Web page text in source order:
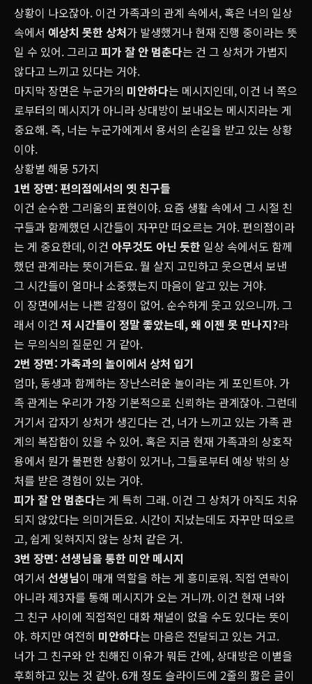
상황이 나오잖아. 이건 가족과의 관계 속에서, 혹은 너의 일상
속에서 예상치 못한 상처가 발생했거나 현재 진행 중이라는 뜻
일 수 있어. 그리고 피가 잘 안 멈춘다는 건 그 상처가 가볍지
않다고 느끼고 있다는 거야.
마지막 장면은 누군가의 미안하다는 메시지인데, 이건 너 쪽으
로부터의 메시지가 아니라 상대방이 보내오는 메시지라는 게
중요해. 즉, 너는 누군가에게서 용서의 손길을 받고 있는 상황
이야.
상황별 해몽 5가지
1번 장면: 편의점에서의 옛 친구들
이건 순수한 그리움의 표현이야. 요즘 생활 속에서 그 시절 친
구들과 함께했던 시간들이 자꾸만 떠오르는 거야. 편의점이라
는 게 중요한데, 이건 아무것도 아닌 듯한 일상 속에서도 함께
했던 관계라는 뜻이거든요. 뭘 살지 고민하고 웃으면서 보낸
그 시간들이 얼마나 소중했는지 마음이 알고 있는 거야.
이 장면에서는 나쁜 감정이 없어. 순수하게 웃고 있으니까. 그
래서 이건 저 시간들이 정말 좋았는데, 왜 이젠 못 만나지?라
는 무의식의 질문인 거 같아.
2번 장면: 가족과의 놀이에서 상처 입기
엄마, 동생과 함께하는 장난스러운 놀이라는 게 포인트야. 가
족 관계는 우리가 가장 기본적으로 신뢰하는 관계잖아. 그런데
거기서 갑자기 상처가 생긴다는 건, 너가 느끼고 있는 가족 관
계의 복잡함이 있을 수 있어. 혹은 지금 현재 가족과의 상호작
용에서 뭔가 불편한 상황이 있거나, 그들로부터 예상 밖의 상
처를 받은 경험이 있는 거야.
피가 잘 안 멈춘다는 게 특히 그래. 이건 그 상처가 아직도 치유
되지 않았다는 의미거든요. 시간이 지났는데도 자꾸만 떠오르
고, 쉽게 잊혀지지 않는 상처 같은 거.
3번 장면: 선생님을 통한 미안 메시지
여기서 선생님이 매개 역할을 하는 게 흥미로워. 직접 연락이
아니라 제3자를 통해 메시지가 오는 거니까. 이건 현재 너와
그 친구 사이에 직접적인 대화 채널이 없을 수도 있다는 뜻이
야. 하지만 여전히 미안하다는 마음은 전달되고 있는 거고.
너가 그 친구와 안 친해진 이유가 뭐든 간에, 상대방은 이별을
후회하고 있는 것 같아. 6개 정도 슬라이드에 2줄의 짧은 글이